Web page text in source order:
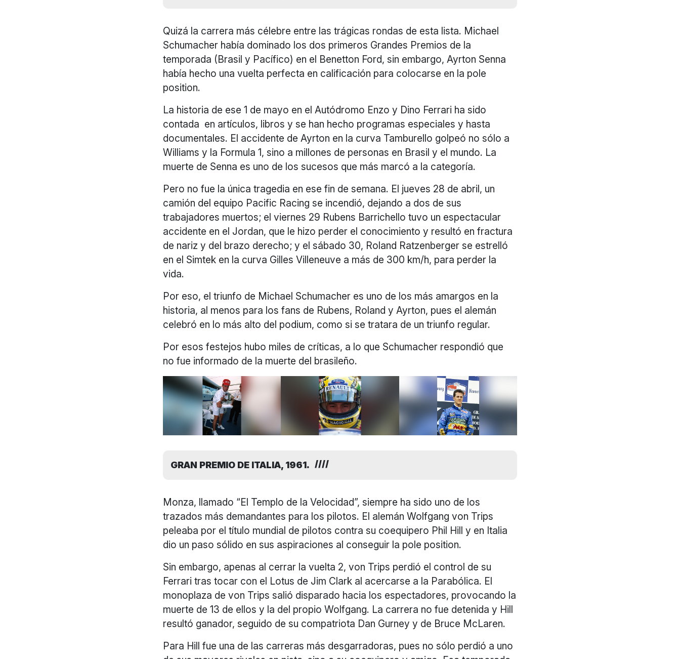
Quizá la carrera más célebre entre las trágicas rondas de esta lista. Michael
Schumacher había dominado los dos primeros Grandes Premios de la
temporada (Brasil y Pacífico) en el Benetton Ford, sin embargo, Ayrton Senna
había hecho una vuelta perfecta en calificación para colocarse en la pole
position.
La historia de ese 1 de mayo en el Autódromo Enzo y Dino Ferrari ha sido
contada en artículos, libros y se han hecho programas especiales y hasta
documentales. El accidente de Ayrton en la curva Tamburello golpeó no sólo a
Williams y la Formula 1, sino a millones de personas en Brasil y el mundo. La
muerte de Senna es uno de los sucesos que más marcó a la categoría.
Pero no fue la única tragedia en ese fin de semana. El jueves 28 de abril, un
camión del equipo Pacific Racing se incendió, dejando a dos de sus
trabajadores muertos; el viernes 29 Rubens Barrichello tuvo un espectacular
accidente en el Jordan, que le hizo perder el conocimiento y resultó en fractura
de nariz y del brazo derecho; y el sábado 30, Roland Ratzenberger se estrelló
en el Simtek en la curva Gilles Villeneuve a más de 300 km/h, para perder la
vida.
Por eso, el triunfo de Michael Schumacher es uno de los más amargos en la
historia, al menos para los fans de Rubens, Roland y Ayrton, pues el alemán
celebró en lo más alto del podium, como si se tratara de un triunfo regular.
Por esos festejos hubo miles de críticas, a lo que Schumacher respondió que
no fue informado de la muerte del brasileño.
GRAN PREMIO DE ITALIA, 1961.
Monza, llamado “El Templo de la Velocidad”, siempre ha sido uno de los
trazados más demandantes para los pilotos. El alemán Wolfgang von Trips
peleaba por el título mundial de pilotos contra su coequipero Phil Hill y en Italia
dio un paso sólido en sus aspiraciones al conseguir la pole position.
Sin embargo, apenas al cerrar la vuelta 2, von Trips perdió el control de su
Ferrari tras tocar con el Lotus de Jim Clark al acercarse a la Parabólica. El
monoplaza de von Trips salió disparado hacia los espectadores, provocando la
muerte de 13 de ellos y la del propio Wolfgang. La carrera no fue detenida y Hill
resultó ganador, seguido de su compatriota Dan Gurney y de Bruce McLaren.
Para Hill fue una de las carreras más desgarradoras, pues no sólo perdió a uno